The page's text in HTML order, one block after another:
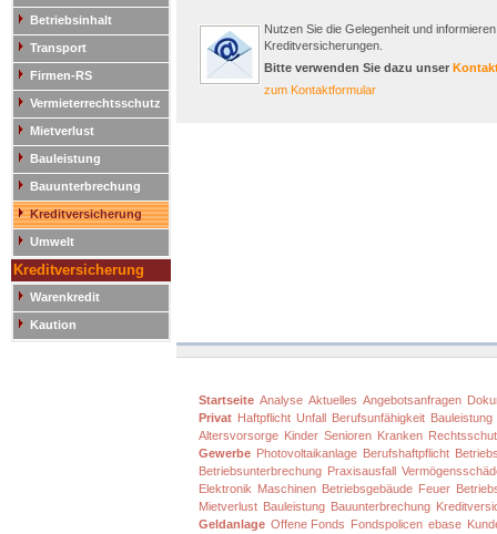
Betriebsinhalt
Transport
Firmen-RS
Vermieterrechtsschutz
Mietverlust
Bauleistung
Bauunterbrechung
Kreditversicherung
Umwelt
Kreditversicherung
Warenkredit
Kaution
Nutzen Sie die Gelegenheit und
Kreditversicherungen.
Bitte verwenden Sie dazu unser
zum Kontaktformular
Startseite Analyse Aktuelles Angebotsanfragen
Privat Haftpflicht Unfall Berufsunfähigkeit Bauleistung
Altersvorsorge Kinder Senioren Kranken
Gewerbe Photovoltaikanlage Berufshaftpflicht
Betriebsunterbrechung Praxisausfall
Elektronik Maschinen Betriebsgebäude Feuer
Mietverlust Bauleistung Bauunterbrechung
Geldanlage Offene Fonds Fondspolicen ebase